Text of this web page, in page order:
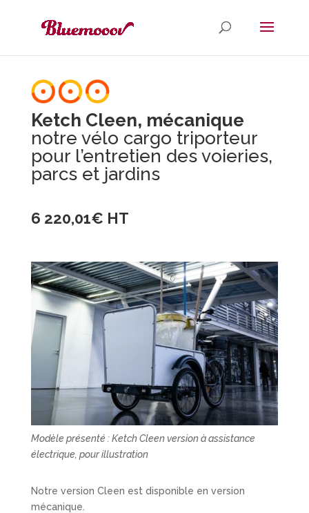
Ketch Cleen, mécanique
notre vélo cargo triporteur
pour l’entretien des voieries,
parcs et jardins
6 220,01€ HT
Modèle présenté : Ketch Cleen version à assistance
électrique, pour illustration
Notre version Cleen est disponible en version
mécanique.